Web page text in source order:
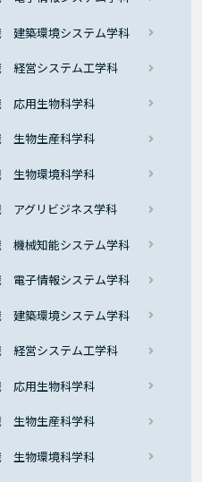
建築環境システム学科
経営システム工学科
応用生物科学科
生物生産科学科
生物環境科学科
アグリビジネス学科
機械知能システム学科
電子情報システム学科
建築環境システム学科
経営システム工学科
応用生物科学科
生物生産科学科
生物環境科学科